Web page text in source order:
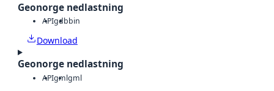
Geonorge nedlastning
APIgdbbin
Download
Geonorge nedlastning
APIgmlgml